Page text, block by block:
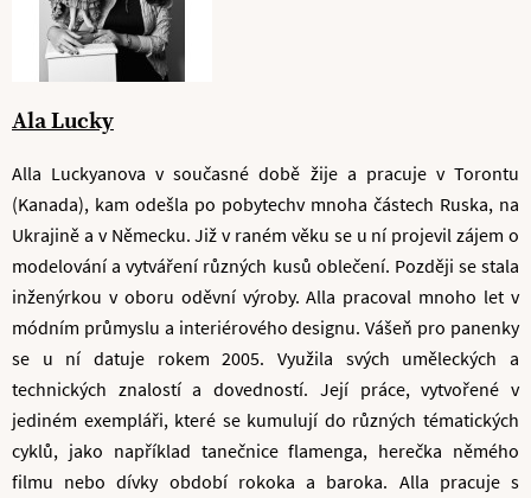
Ala Lucky
Alla Luckyanova v současné době žije a pracuje v Torontu
(Kanada), kam odešla po pobytechv mnoha částech Ruska, na
Ukrajině a v Německu. Již v raném věku se u ní projevil zájem o
modelování a vytváření různých kusů oblečení. Později se stala
inženýrkou v oboru oděvní výroby. Alla pracoval mnoho let v
módním průmyslu a interiérového designu. Vášeň pro panenky
se u ní datuje rokem 2005. Využila svých uměleckých a
technických znalostí a dovedností. Její práce, vytvořené v
jediném exempláři, které se kumulují do různých tématických
cyklů, jako například tanečnice flamenga, herečka němého
filmu nebo dívky období rokoka a baroka. Alla pracuje s